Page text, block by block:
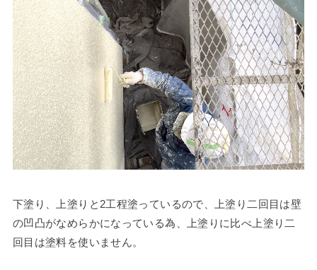
下塗り、上塗りと2工程塗っているので、上塗り二回目は壁
の凹凸がなめらかになっている為、上塗りに比べ上塗り二
回目は塗料を使いません。